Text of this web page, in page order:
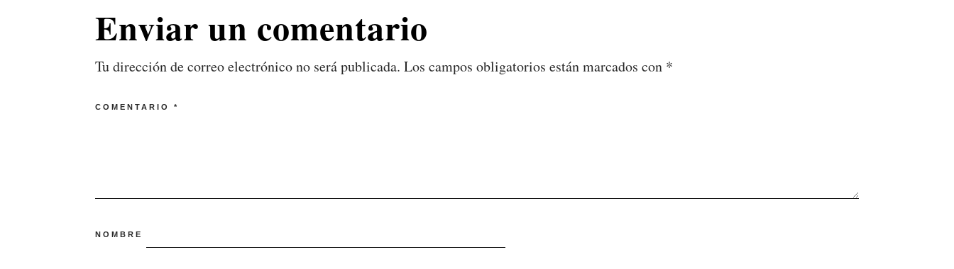
Enviar un comentario
Tu dirección de correo electrónico no será publicada. Los campos obligatorios están marcados con *
COMENTARIO*
NOMBRE